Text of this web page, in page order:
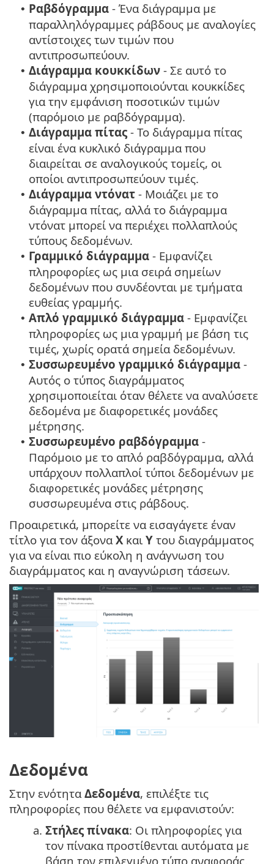
• Ραβδόγραμμα - Ένα διάγραμμα με
παραλληλόγραμμες ράβδους με αναλογίες
αντίστοιχες των τιμών που
αντιπροσωπεύουν.
• Διάγραμμα κουκκίδων - Σε αυτό το
διάγραμμα χρησιμοποιούνται κουκκίδες
για την εμφάνιση ποσοτικών τιμών
(παρόμοιο με ραβδόγραμμα).
• Διάγραμμα πίτας - Το διάγραμμα πίτας
είναι ένα κυκλικό διάγραμμα που
διαιρείται σε αναλογικούς τομείς, οι
οποίοι αντιπροσωπεύουν τιμές.
• Διάγραμμα ντόνατ - Μοιάζει με το
διάγραμμα πίτας, αλλά το διάγραμμα
ντόνατ μπορεί να περιέχει πολλαπλούς
τύπους δεδομένων.
• Γραμμικό διάγραμμα - Εμφανίζει
πληροφορίες ως μια σειρά σημείων
δεδομένων που συνδέονται με τμήματα
ευθείας γραμμής.
• Απλό γραμμικό διάγραμμα - Εμφανίζει
πληροφορίες ως μια γραμμή με βάση τις
τιμές, χωρίς ορατά σημεία δεδομένων.
• Συσσωρευμένο γραμμικό διάγραμμα -
Αυτός ο τύπος διαγράμματος
χρησιμοποιείται όταν θέλετε να αναλύσετε
δεδομένα με διαφορετικές μονάδες
μέτρησης.
• Συσσωρευμένο ραβδόγραμμα -
Παρόμοιο με το απλό ραβδόγραμμα, αλλά
υπάρχουν πολλαπλοί τύποι δεδομένων με
διαφορετικές μονάδες μέτρησης
συσσωρευμένα στις ράβδους.
Προαιρετικά, μπορείτε να εισαγάγετε έναν
τίτλο για τον άξοναXκαι Y του διαγράμματος
για να είναι πιο εύκολη η ανάγνωση του
διαγράμματος και η αναγνώριση τάσεων.
Δεδομένα
Στην ενότηταΔεδομένα, επιλέξτε τις
πληροφορίες που θέλετε να εμφανιστούν:
a. Στήλες πίνακα: Οι πληροφορίες για
τον πίνακα προστίθενται αυτόματα με
βάση τον επιλεγμένο τύπο αναφοράς.